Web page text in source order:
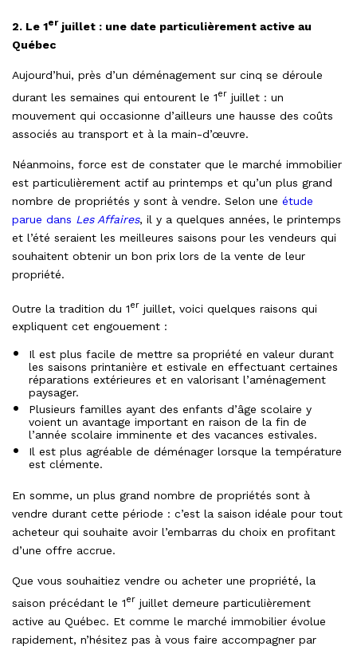
2. Le 1er juillet : une date particulièrement active au
Québec
Aujourd’hui, près d’un déménagement sur cinq se déroule
durant les semaines qui entourent le 1er juillet : un
mouvement qui occasionne d’ailleurs une hausse des coûts
associés au transport et à la main-d’œuvre.
Néanmoins, force est de constater que le marché immobilier
est particulièrement actif au printemps et qu’un plus grand
nombre de propriétés y sont à vendre. Selon une étude
parue dans Les Affaires, il y a quelques années, le printemps
et l’été seraient les meilleures saisons pour les vendeurs qui
souhaitent obtenir un bon prix lors de la vente de leur
propriété.
Outre la tradition du 1er juillet, voici quelques raisons qui
expliquent cet engouement :
Il est plus facile de mettre sa propriété en valeur durant
les saisons printanière et estivale en effectuant certaines
réparations extérieures et en valorisant l’aménagement
paysager.
Plusieurs familles ayant des enfants d’âge scolaire y
voient un avantage important en raison de la fin de
l’année scolaire imminente et des vacances estivales.
Il est plus agréable de déménager lorsque la température
est clémente.
En somme, un plus grand nombre de propriétés sont à
vendre durant cette période : c’est la saison idéale pour tout
acheteur qui souhaite avoir l’embarras du choix en profitant
d’une offre accrue.
Que vous souhaitiez vendre ou acheter une propriété, la
saison précédant le 1er juillet demeure particulièrement
active au Québec. Et comme le marché immobilier évolue
rapidement, n’hésitez pas à vous faire accompagner par